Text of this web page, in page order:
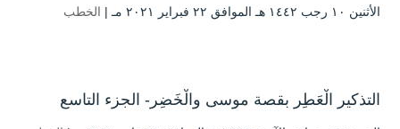
الأثنين ۱۰ رجب ۱٤٤۲ هـ الموافق ۲۲ فبراير ۲۰۲۱ مـ | الخطب
التذكير الْعَطِر بقصة موسى والْخَضِر- الجزء التاسع